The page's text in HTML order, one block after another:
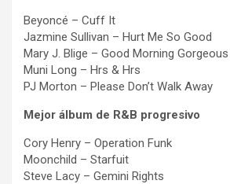
Beyoncé – Cuff It
Jazmine Sullivan – Hurt Me So Good
Mary J. Blige – Good Morning Gorgeous
Muni Long – Hrs & Hrs
PJ Morton – Please Don’t Walk Away
Mejor álbum de R&B progresivo
Cory Henry – Operation Funk
Moonchild – Starfuit
Steve Lacy – Gemini Rights